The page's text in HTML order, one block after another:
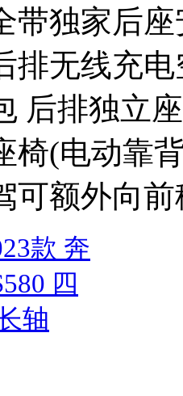
带独家后
排无线充
后排独立
椅(电动靠
可额外向